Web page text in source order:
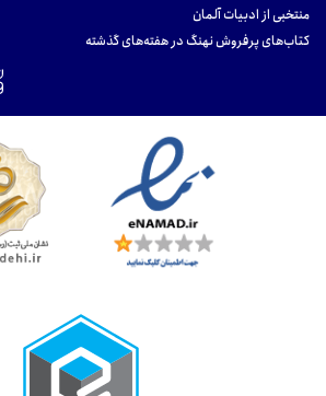
منتخبی از ادبیات آلمان
کتاب‌های پرفروش نهنگ در هفته‌های گذشته